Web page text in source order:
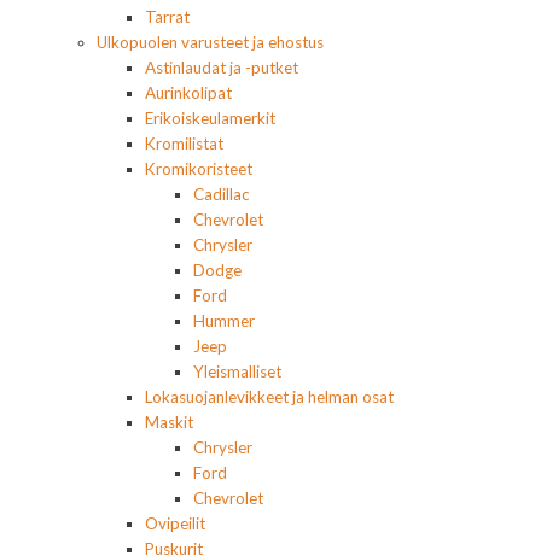
Tarrat
Ulkopuolen varusteet ja ehostus
Astinlaudat ja -putket
Aurinkolipat
Erikoiskeulamerkit
Kromilistat
Kromikoristeet
Cadillac
Chevrolet
Chrysler
Dodge
Ford
Hummer
Jeep
Yleismalliset
Lokasuojanlevikkeet ja helman osat
Maskit
Chrysler
Ford
Chevrolet
Ovipeilit
Puskurit